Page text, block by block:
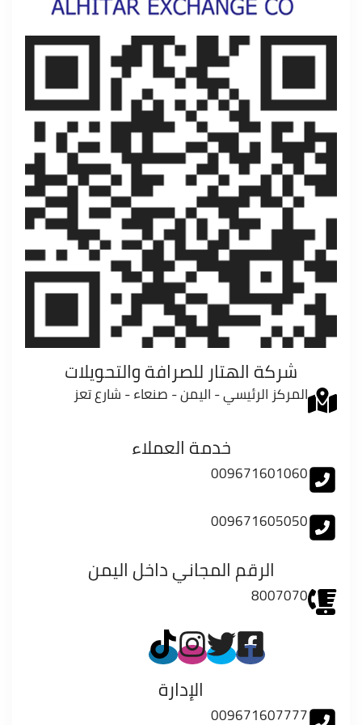
شركة الهتار للصرافة والتحويلات
المركز الرئيسي - اليمن - صنعاء - شارع تعز
خدمة العملاء
009671601060
009671605050
الرقم المجاني داخل اليمن
8007070
الإدارة
009671607777